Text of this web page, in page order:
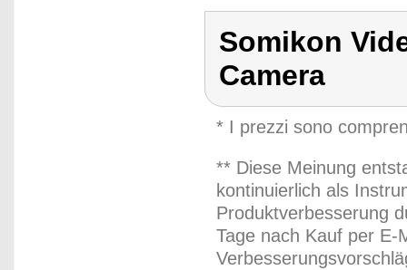
Somikon
Camera
* I prezzi sono
** Diese Meinung
kontinuierlich als
Produktverbesserung
Tage nach Kauf per E-